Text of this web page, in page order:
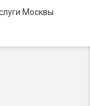
Москвы